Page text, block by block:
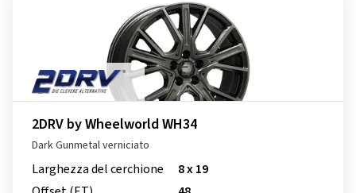
2DRV by Wheelworld WH34
Dark Gunmetal verniciato
Larghezza del cerchione
8 x 19